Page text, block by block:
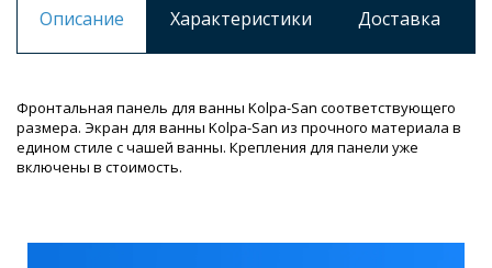
Описание Характеристики Доставка
Фронтальная панель для ванны Kolpa-San соответствующего
размера. Экран для ванны Kolpa-San из прочного материала в
едином стиле с чашей ванны. Крепления для панели уже
включены в стоимость.